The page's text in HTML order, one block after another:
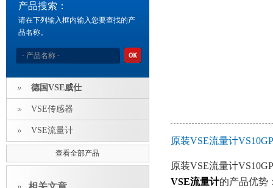
产品搜索：
请在下列输入框内输入您要查找的产
品名称。
德国VSE威仕
VSE传感器
VSE流量计
查看全部产品
原装VSE流量计
原装VSE流量计
VSE流量计的产品优势